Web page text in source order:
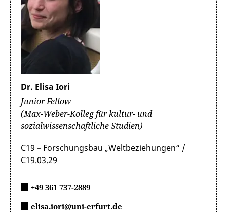
Dr. Elisa Iori
Junior Fellow
(Max-Weber-Kolleg für kultur- und
sozialwissenschaftliche Studien)
C19 – Forschungsbau „Weltbeziehungen“ /
C19.03.29
+49 361 737-2889
elisa.iori@uni-erfurt.de